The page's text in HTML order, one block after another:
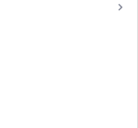
keyboard_arrow_right